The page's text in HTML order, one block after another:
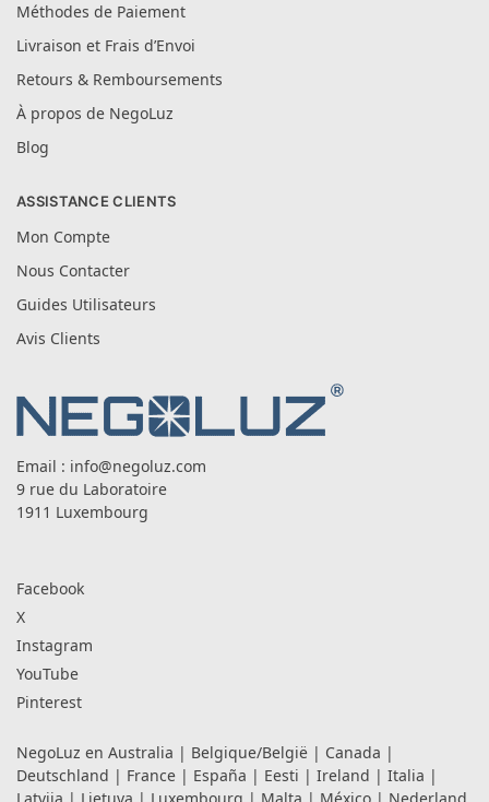
Méthodes de Paiement
Livraison et Frais d’Envoi
Retours & Remboursements
À propos de NegoLuz
Blog
ASSISTANCE CLIENTS
Mon Compte
Nous Contacter
Guides Utilisateurs
Avis Clients
Email : info@negoluz.com
9 rue du Laboratoire
1911 Luxembourg
Facebook
X
Instagram
YouTube
Pinterest
NegoLuz en Australia | Belgique/België | Canada |
Deutschland | France | España | Eesti | Ireland | Italia |